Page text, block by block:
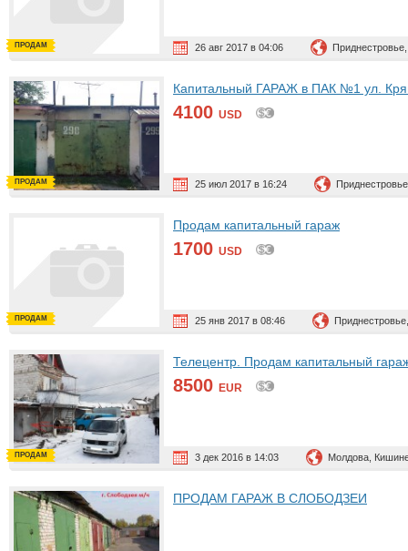
26 авг 2017 в 04:06
ПРОДАМ
Капитальный ГАРАЖ в ПАК №1 ул.
4100 USD
25 июл 2017 в 16:24
ПРОДАМ
Продам капитальный гараж
1700 USD
25 янв 2017 в 08:46
ПРОДАМ
Телецентр. Продам капитальный
8500 EUR
3 дек 2016 в 14:03 Молдова,
ПРОДАМ
ПРОДАМ ГАРАЖ В СЛОБОДЗЕИ